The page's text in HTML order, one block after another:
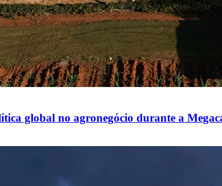
global no agronegócio durante a